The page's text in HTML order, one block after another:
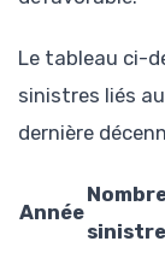
Le tableau ci-
sinistres liés
dernière
Année